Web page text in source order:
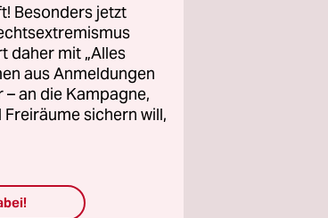
Besonders jetzt
daher mit „Alles
aus Anmeldungen
an die Kampagne,
sichern will,